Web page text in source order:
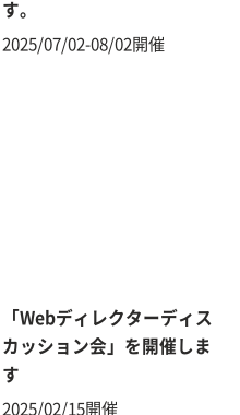
2025/07/02-08/02開催
す。
2025/02/15開催
「Webディレクターディス
カッション会」を開催しま
す